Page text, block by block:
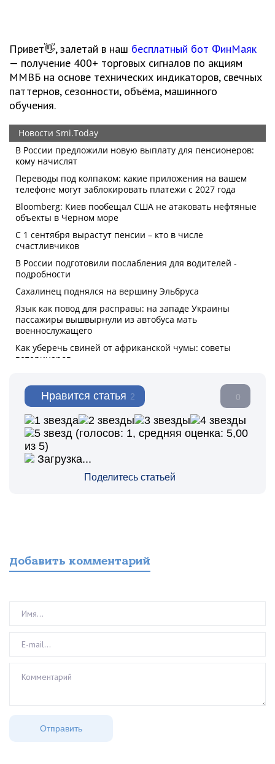
Привет👋, залетай в наш бесплатный бот ФинМаяк
— получение 400+ торговых сигналов по акциям
ММВБ на основе технических индикаторов, свечных
паттернов, сезонности, объёма, машинного
обучения.
Нравится статья 2 0
Поделитесь статьей
(голосов: 1, средняя оценка: 5,00
из 5)
Загрузка...
Добавить комментарий